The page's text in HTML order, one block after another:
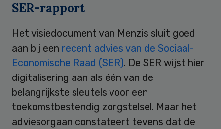
SER-rapport
Het visiedocument van Menzis sluit goed
aan bij een recent advies van de Sociaal-
Economische Raad (SER). De SER wijst hier
digitalisering aan als één van de
belangrijkste sleutels voor een
toekomstbestendig zorgstelsel. Maar het
adviesorgaan constateert tevens dat de